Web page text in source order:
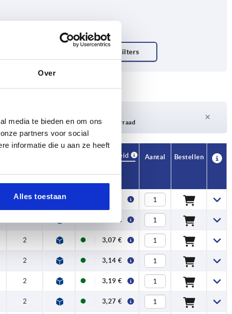
Over
media te bieden en om ons
partners voor social
informatie die u aan ze heeft
Alles toestaan
Momenteel niet op voorraad
Beschikbaarheid
Aantal Bestellen
2 2,70 €
2,98 €
2 3,07 €
2 3,14 €
2 3,19 €
2 3,27 €